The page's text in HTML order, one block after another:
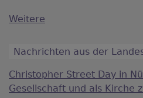
Weitere
Nachrichten aus der
Christopher Street Day in
Gesellschaft und als Kirche